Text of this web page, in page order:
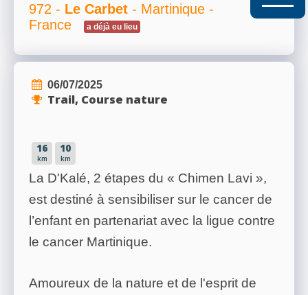
972 - Le Carbet - Martinique -
France
a déjà eu lieu
06/07/2025
Trail, Course nature
16
km
10
km
La D'Kalé, 2 étapes du « Chimen Lavi »,
est destiné à sensibiliser sur le cancer de
l’enfant en partenariat avec la ligue contre
le cancer Martinique.
Amoureux de la nature et de l'esprit de